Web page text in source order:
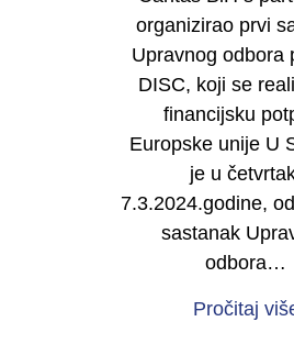
organizirao prvi
Upravnog odbora
DISC, koji se
financijsku
Europske unije U
je u
7.3.2024.godine,
sastanak
odbora…
Pročitaj